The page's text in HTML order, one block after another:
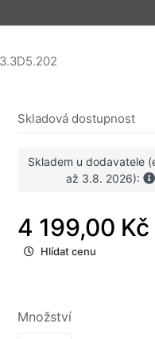
Skladová dostupnost
Skladem u dodavatele
až 3.8. 2026):
4 199,00 Kč
Hlídat cenu
Množství